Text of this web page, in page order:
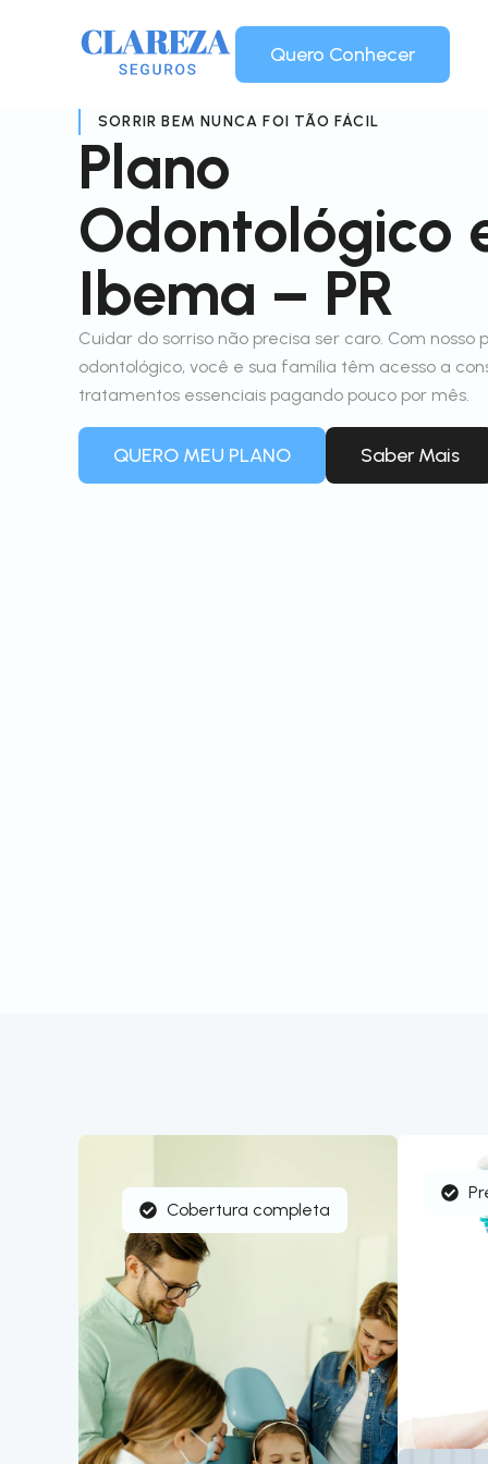
Quero Conhecer
SORRIR BEM NUNCA FOI TÃO FÁCIL
Plano
Odontológico
Ibema – PR
Cuidar do sorriso não precisa ser caro. Com nosso
odontológico, você e sua família têm acesso a
tratamentos essenciais pagando pouco por mês.
QUERO MEU PLANO Saber Mais
Cobertura completa